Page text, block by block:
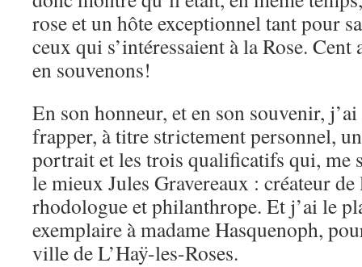
rose et un hôte exceptionnel tant pour
ceux qui s’intéressaient à la Rose. Cent
en souvenons!
En son honneur, et en son souvenir,
frapper, à titre strictement personnel,
portrait et les trois qualificatifs qui, me
le mieux Jules Gravereaux : créateur de
rhodologue et philanthrope. Et j’ai le
exemplaire à madame Hasquenoph,
ville de L’Haÿ-les-Roses.